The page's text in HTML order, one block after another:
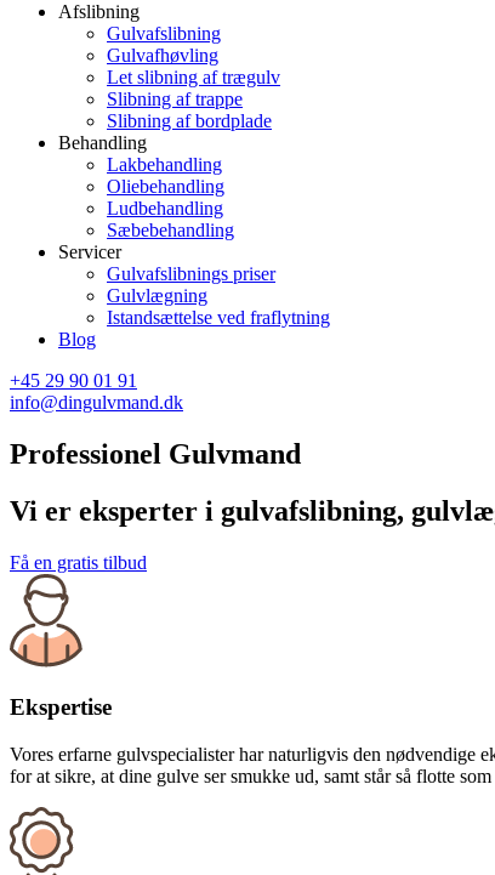
Afslibning
Gulvafslibning
Gulvafhøvling
Let slibning af trægulv
Slibning af trappe
Slibning af bordplade
Behandling
Lakbehandling
Oliebehandling
Ludbehandling
Sæbebehandling
Servicer
Gulvafslibnings priser
Gulvlægning
Istandsættelse ved fraflytning
Blog
+45 29 90 01 91
info@dingulvmand.dk
Professionel Gulvmand
Vi er eksperter i gulvafslibning,
Få en gratis tilbud
Ekspertise
Vores erfarne gulvspecialister har naturligvis den nødvendige
for at sikre, at dine gulve ser smukke ud, samt står så flotte